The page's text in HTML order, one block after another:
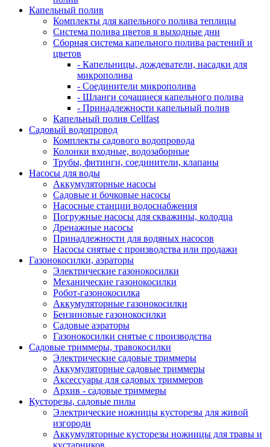
Капельный полив
Комплекты для капельного полива теплицы
Система полива цветов в выходные дни
Сборная система капельного полива растений и
цветов
- Капельницы, дождеватели, насадки для
микрополива
- Соединители микрополива
- Шланги сочащиеся капельного полива
- Принадлежности капельный полив
Капельный полив Cellfast
Садовый водопровод
Комплекты садового водопровода
Колонки входные, водозаборные
Трубы, фитинги, соединители, клапаны
Насосы для воды
Аккумуляторные насосы
Садовые и бочковые насосы
Насосные станции водоснабжения
Погружные насосы для скважины, колодца
Дренажные насосы
Принадлежности для водяных насосов
Насосы снятые с производства или продажи
Газонокосилки, аэраторы
Электрические газонокосилки
Механические газонокосилки
Робот-газонокосилка
Аккумуляторные газонокосилки
Бензиновые газонокосилки
Садовые аэраторы
Газонокосилки снятые с производства
Садовые триммеры, травокосилки
Электрические садовые триммеры
Аккумуляторные садовые триммеры
Аксессуары для садовых триммеров
Архив - садовые триммеры
Кусторезы, садовые пилы
Электрические ножницы кусторезы для живой
изгороди
Аккумуляторные кусторезы ножницы для травы и
кустарников